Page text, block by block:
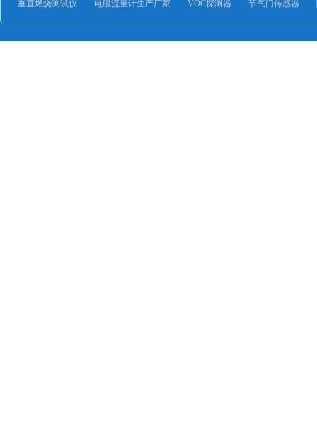
垂直燃烧测试仪 电磁流量计生产厂家 VOC探测器 节气门传感器